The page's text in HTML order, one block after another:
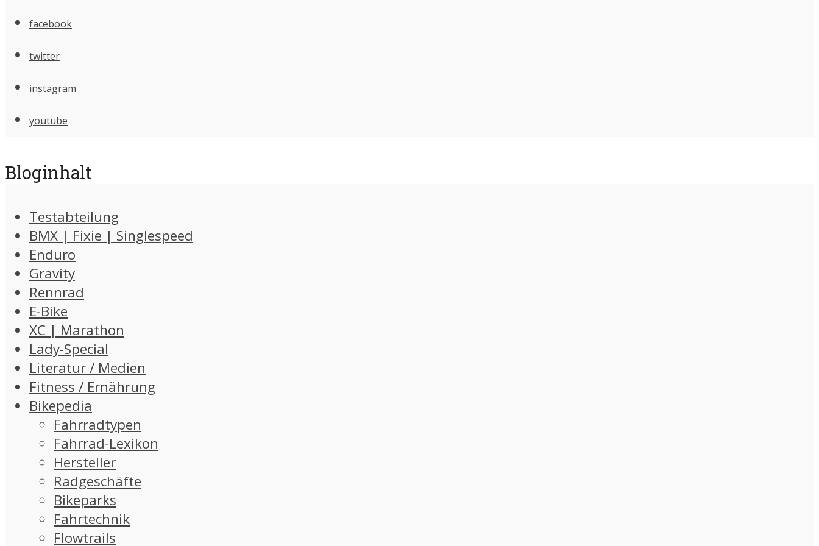
facebook
twitter
instagram
youtube
Bloginhalt
Testabteilung
BMX | Fixie | Singlespeed
Enduro
Gravity
Rennrad
E-Bike
XC | Marathon
Lady-Special
Literatur / Medien
Fitness / Ernährung
Bikepedia
Fahrradtypen
Fahrrad-Lexikon
Hersteller
Radgeschäfte
Bikeparks
Fahrtechnik
Flowtrails